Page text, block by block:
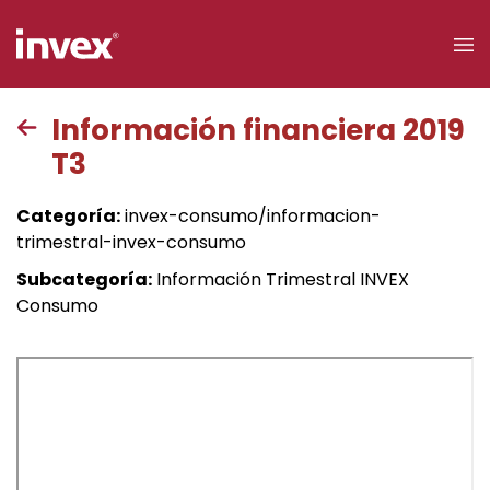
Buscar
Personas
Información financiera 2019
T3
Categoría:invex-consumo/informacion-
trimestral-invex-consumo
Subcategoría: Información Trimestral INVEX
Consumo